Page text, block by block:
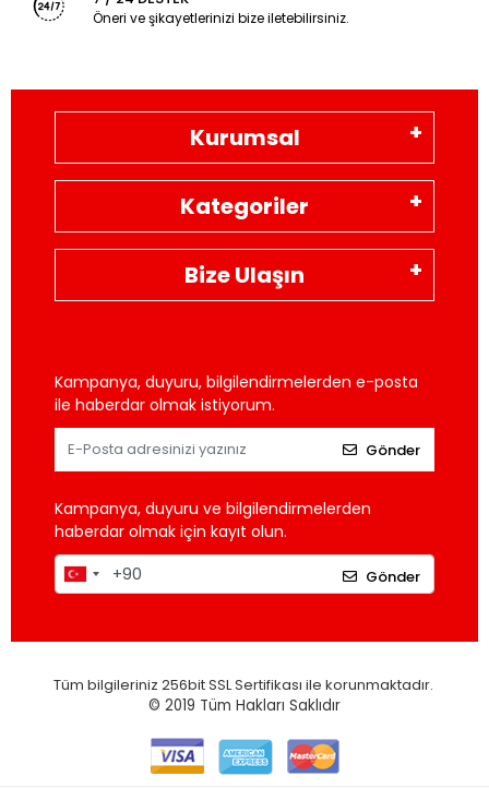
Öneri ve şikayetlerinizi bize iletebilirsiniz.
Kurumsal
Kategoriler
Bize Ulaşın
Kampanya, duyuru, bilgilendirmelerden e-posta
ile haberdar olmak istiyorum.
Gönder
Kampanya, duyuru ve bilgilendirmelerden
haberdar olmak için kayıt olun.
Gönder
Tüm bilgileriniz 256bit SSL Sertifikası ile korunmaktadır.
© 2019 Tüm Hakları Saklıdır